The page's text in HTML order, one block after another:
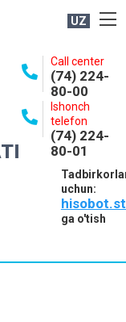
UZ
Call center
(74) 224-
80-00
Ishonch
telefon
(74) 224-
80-01
uchun:
ga o'tish